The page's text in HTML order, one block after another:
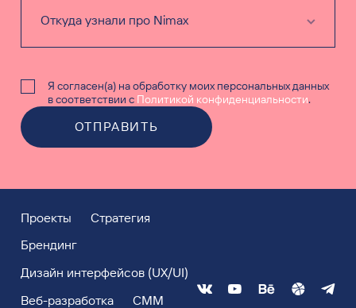
Я согласен(а) на обработку моих персональных данных
в соответствии с Политикой конфиденциальности.
ОТПРАВИТЬ
Проекты
Стратегия
Брендинг
Дизайн интерфейсов (UX/UI)
Веб-разработка
СММ